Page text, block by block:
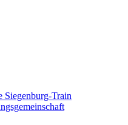
Train